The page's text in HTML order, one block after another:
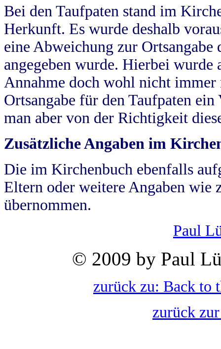
Bei den Taufpaten stand im
Herkunft. Es wurde deshalb
eine Abweichung zur
angegeben wurde. Hierbei wurde
Annahme doch wohl nicht
Ortsangabe für den Taufpaten
man aber von der Richtigkeit
Zusätzliche Angaben im
Die im Kirchenbuch ebenfalls
Eltern oder weitere Angaben wie
übernommen.
Paul
© 2009 by Paul
zurück zu: Back to
zurück